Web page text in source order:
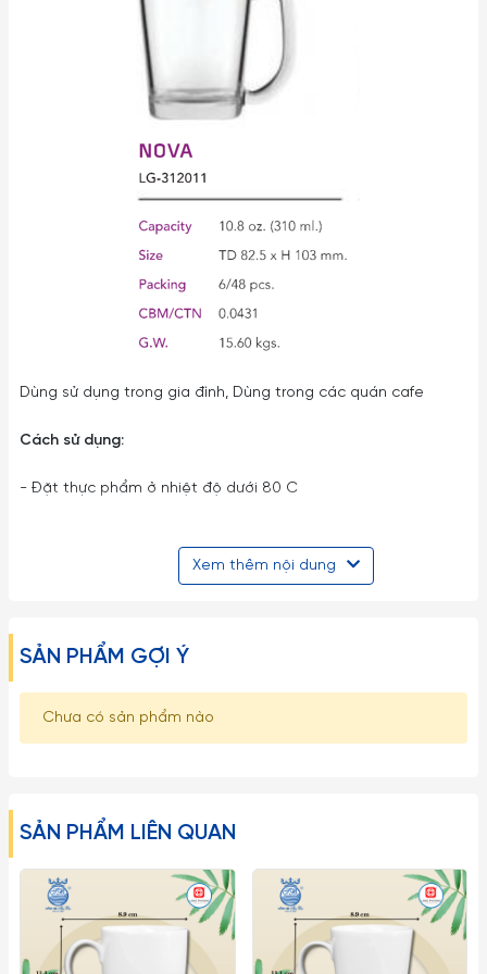
Dùng sử dụng trong gia đình, Dùng trong các quán cafe
Cách sử dụng:
- Đặt thực phẩm ở nhiệt độ dưới 80 C
An toàn 100% cho người tiêu dùng
- Sử dụng công nghệ PRESS trong sản xuất, kính dày, chắc
chắn và bền bỉ.
– Hạn chế việc để Ly Dĩa Thủy Tinh va chạm mạnh trực tiếp
vào nhau cũng như va đập vào các đồ vật cứng khác tránh
sứt mẻ nứt vỡ.
Xem thêm nội dung
SẢN PHẨM GỢI Ý
Chưa có sản phẩm nào
SẢN PHẨM LIÊN QUAN